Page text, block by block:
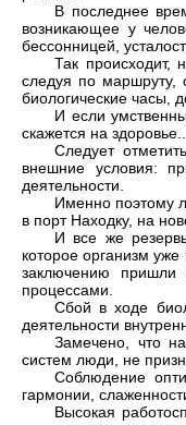
В последнее
возника­ющее у
бессонницей,
Так происходит,
следуя по маршруту,
биологиче­ские часы,
И если
скажется на здоровье...
Следует
внешние условия:
деятель­ности.
Именно поэтому
в порт Находку, на
И все же
которое организм
заклю­чению пришли
процессами.
Сбой в ходе
деятельности
Замечено, что
систем люди, не
Соблюдение
гармонии,
Высокая